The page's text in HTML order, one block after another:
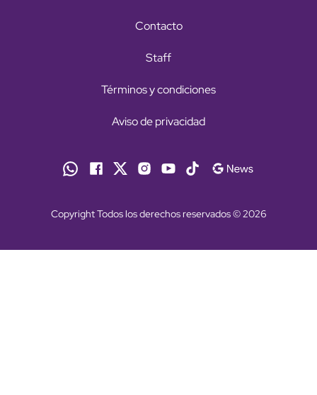
Contacto
Staff
Términos y condiciones
Aviso de privacidad
Copyright Todos los derechos reservados © 2026